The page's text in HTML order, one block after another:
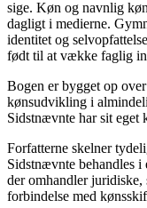
sige. Køn og navnlig
dagligt i medierne.
identitet og
født til at vække faglig
Bogen er bygget op
kønsudvikling i
Sidstnævnte har sit eget
Forfatterne skelner
Sidstnævnte behandles
der omhandler
forbindelse med